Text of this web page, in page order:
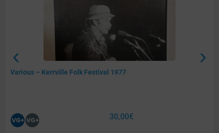
Various – Kerrville Folk Festival 1977
30,00€